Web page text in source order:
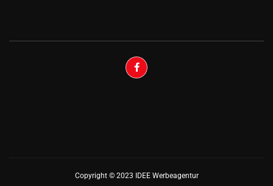
Copyright © 2023 IDEE Werbeagentur